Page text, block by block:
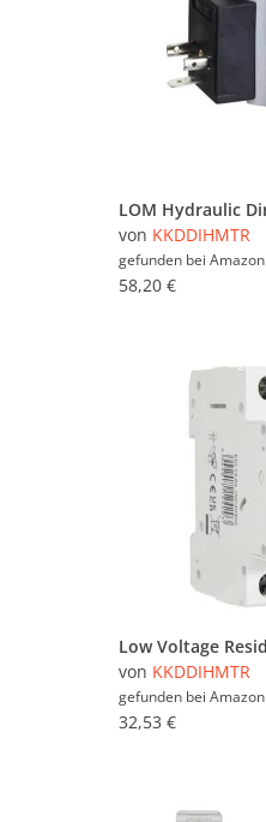
von KKDDIHMTR
gefunden bei Amazon
58,20 €
von KKDDIHMTR
gefunden bei Amazon
32,53 €